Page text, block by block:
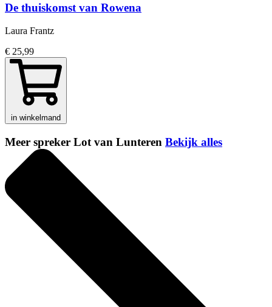
De thuiskomst van Rowena
Laura Frantz
€ 25,99
in winkelmand
Meer spreker Lot van Lunteren Bekijk alles